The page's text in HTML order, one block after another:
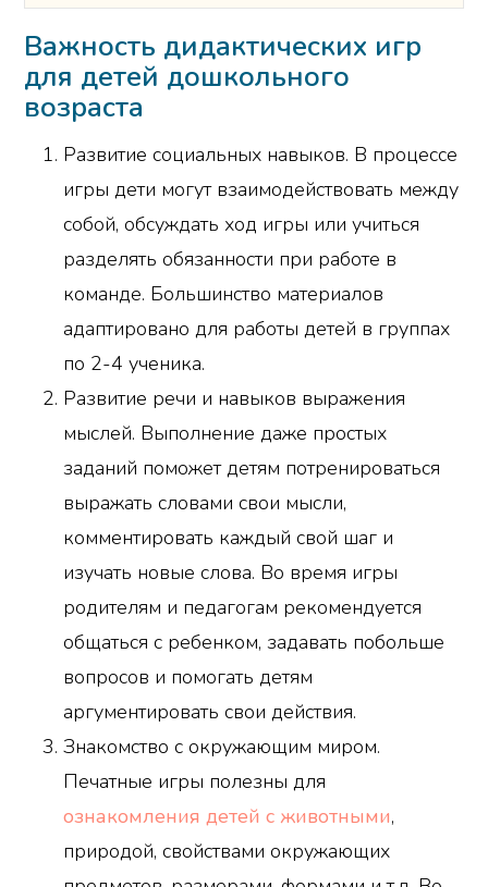
Важность дидактических игр
для детей дошкольного
возраста
Развитие социальных навыков. В процессе
игры дети могут взаимодействовать между
собой, обсуждать ход игры или учиться
разделять обязанности при работе в
команде. Большинство материалов
адаптировано для работы детей в группах
по 2-4 ученика.
Развитие речи и навыков выражения
мыслей. Выполнение даже простых
заданий поможет детям потренироваться
выражать словами свои мысли,
комментировать каждый свой шаг и
изучать новые слова. Во время игры
родителям и педагогам рекомендуется
общаться с ребенком, задавать побольше
вопросов и помогать детям
аргументировать свои действия.
Знакомство с окружающим миром.
Печатные игры полезны для
ознакомления детей с животными,
природой, свойствами окружающих